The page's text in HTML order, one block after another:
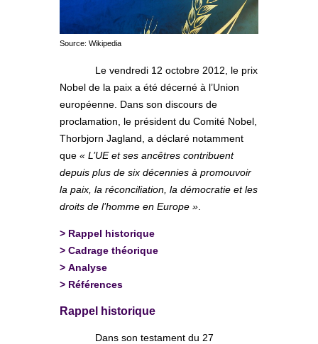
Source: Wikipedia
Le vendredi 12 octobre 2012, le prix
Nobel de la paix a été décerné à l’Union
européenne. Dans son discours de
proclamation, le président du Comité Nobel,
Thorbjorn Jagland, a déclaré notamment
que « L’UE et ses ancêtres contribuent
depuis plus de six décennies à promouvoir
la paix, la réconciliation, la démocratie et les
droits de l’homme en Europe »
> Rappel historique
> Cadrage théorique
> Analyse
> Références
Rappel historique
Dans son testament du 27